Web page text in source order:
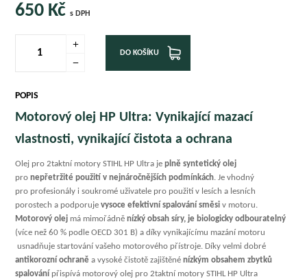
650 Kčs DPH
DO KOŠÍKU
POPIS
Motorový olej HP Ultra: Vynikající mazací
vlastnosti, vynikající čistota a ochrana
Olej pro 2taktní motory STIHL HP Ultra jeplně syntetický olej
pronepřetržité použití v nejnáročnějších podmínkách. Je vhodný
pro profesionály i soukromé uživatele pro použití v lesích a lesních
porostech a podporujevysoce efektivní spalování směsi v motoru.
Motorový olej má mimořádněnízký obsah síry, je biologicky odbouratelný
(více než 60 % podle OECD 301 B) a díky vynikajícímu mazání motoru
usnadňuje startování vašeho motorového přístroje. Díky velmi dobré
antikorozní ochraně a vysoké čistotě zajištěnénízkým obsahem zbytků
spalování přispívá motorový olej pro 2taktní motory STIHL HP Ultra